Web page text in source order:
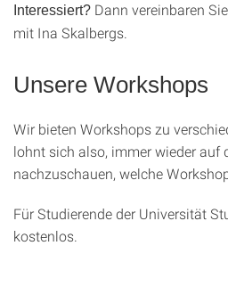
Interessiert? Dann vereinbaren
mit Ina Skalbergs.
Unsere Workshops
Wir bieten Workshops zu
lohnt sich also, immer wieder auf
nachzuschauen, welche
Für Studierende der Universität
kostenlos.